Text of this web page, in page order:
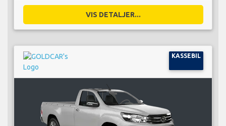
VIS DETALJER...
KASSEBIL